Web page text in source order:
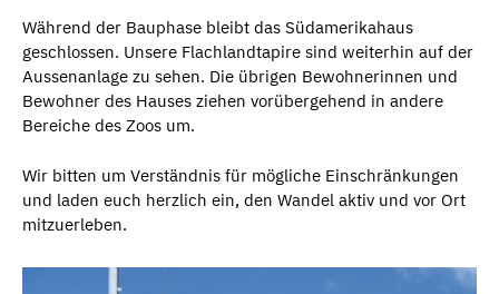
Während der Bauphase bleibt das Südamerikahaus
geschlossen. Unsere Flachlandtapire sind weiterhin auf der
Aussenanlage zu sehen. Die übrigen Bewohnerinnen und
Bewohner des Hauses ziehen vorübergehend in andere
Bereiche des Zoos um.
Wir bitten um Verständnis für mögliche Einschränkungen
und laden euch herzlich ein, den Wandel aktiv und vor Ort
mitzuerleben.